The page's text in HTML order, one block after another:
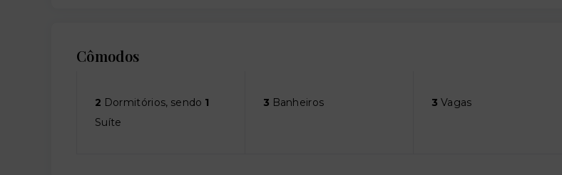
Cômodos
2 Dormitórios, sendo 1
Suíte
3 Banheiros 3 Vagas